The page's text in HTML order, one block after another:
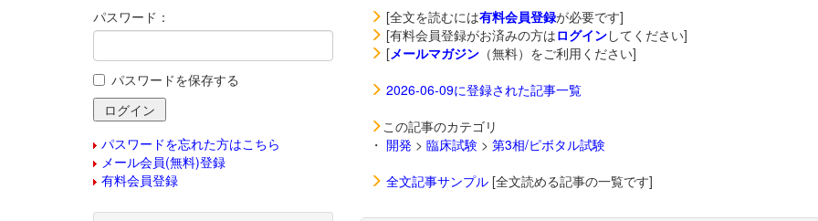
[全文を読むには有料会員登録が必要です]
[有料会員登録がお済みの方はログインしてください]
[メールマガジン（無料）をご利用ください]
2026-06-09に登録された記事一覧
この記事のカテゴリ
・ 開発 > 臨床試験> 第3相/ピボタル試験
全文記事サンプル[全文読める記事の一覧です]
パスワード：
パスワードを保存する
パスワードを忘れた方はこちら
メール会員(無料)登録
有料会員登録